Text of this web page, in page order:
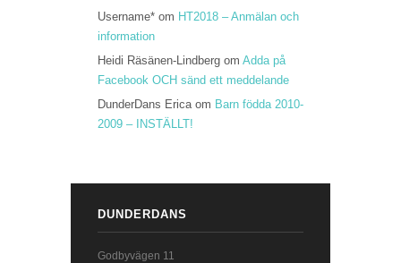
Username* om HT2018 – Anmälan och
information
Heidi Räsänen-Lindberg om Adda på
Facebook OCH sänd ett meddelande
DunderDans Ericaom Barn födda 2010-
2009 – INSTÄLLT!
DUNDERDANS
Godbyvägen 11